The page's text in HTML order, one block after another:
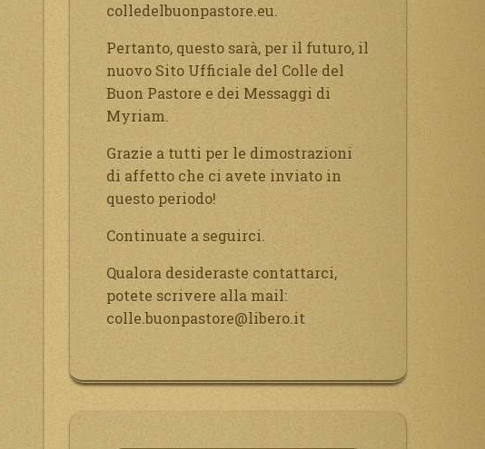
colledelbuonpastore.eu.
Pertanto, questo sarà, per il futuro, il
nuovo Sito Ufficiale del Colle del
Buon Pastore e dei Messaggi di
Myriam.
Grazie a tutti per le dimostrazioni
di affetto che ci avete inviato in
questo periodo!
Continuate a seguirci.
Qualora desideraste contattarci,
potete scrivere alla mail:
colle.buonpastore@libero.it